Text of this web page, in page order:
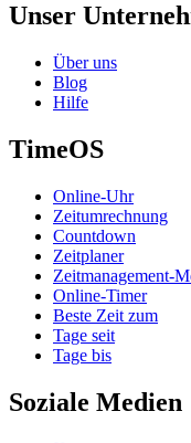
Unser
Über uns
Blog
Hilfe
TimeOS
Online-Uhr
Zeitumrechnung
Countdown
Zeitplaner
Zeitmanagement-
Online-Timer
Beste Zeit zum
Tage seit
Tage bis
Soziale Medien